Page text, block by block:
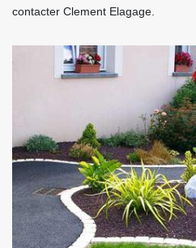
contacter Clement Elagage.